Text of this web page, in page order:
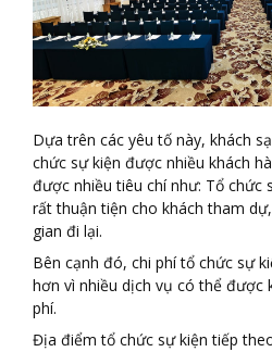
Dựa trên các yêu tố này, khách
chức sự kiện được nhiều khách
được nhiều tiêu chí như: Tổ chức
rất thuận tiện cho khách tham
gian đi lại.
Bên cạnh đó, chi phí tổ chức sự
hơn vì nhiều dịch vụ có thể được
phí.
Địa điểm tổ chức sự kiện tiếp